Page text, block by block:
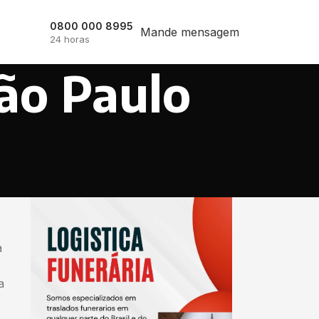
0800 000 8995
24 horas Mande mensagem
Paulo